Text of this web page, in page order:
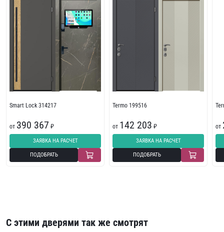
Smart Lock 314217
от 390 367 ₽
ЗАЯВКА НА РАСЧЕТ
ПОДОБРАТЬ
Termo 199516
от 142 203 ₽
ЗАЯВКА НА РАСЧЕТ
ПОДОБРАТЬ
от
С этими дверями так же смотрят